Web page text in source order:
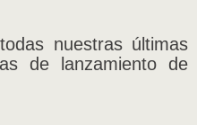
nuestras últimas
de lanzamiento de